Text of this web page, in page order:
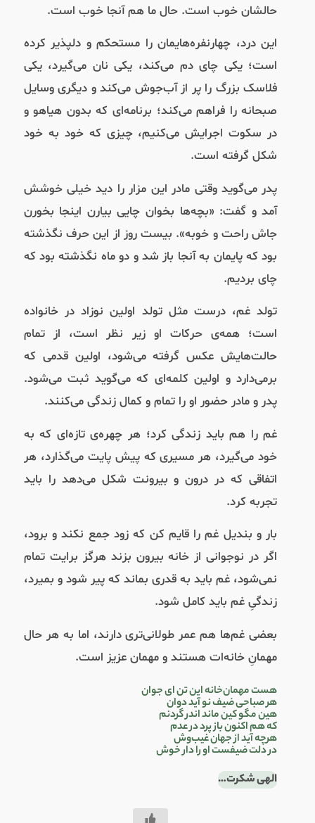
حالشان خوب است. حال ما هم آنجا خوب است.
این درد، چهارنفره‌هایمان را مستحکم و دلپذیر کرده
است؛ یکی چای دم می‌کند، یکی نان می‌گیرد، یکی
فلاسک بزرگ را پر از آب‌جوش می‌‌کند و دیگری وسایل
صبحانه را فراهم می‌کند؛ برنامه‌ای که بدون هیاهو و
در سکوت اجرایش می‌کنیم، چیزی که خود به خود
شکل گرفته است.
پدر می‌گوید وقتی مادر این مزار را دید خیلی خوشش
آمد و گفت: «بچه‌ها بخوان چایی بیارن اینجا بخورن
جاش راحت و خوبه». بیست روز از این حرف نگذشته
بود که پایمان به آنجا باز شد و دو ماه نگذشته بود که
چای بردیم.
تولد غم، درست مثل تولد اولین نوزاد در خانواده
است؛ همه‌ی حرکات او زیر نظر است، از تمام
حالت‌هایش عکس گرفته می‌شود، اولین قدمی که
برمی‌دارد و اولین کلمه‌ای که می‌گوید ثبت می‌شود.
پدر و مادر حضور او را تمام و کمال زندگی می‌کنند.
غم را هم باید زندگی کرد؛ هر چهره‌ی تازه‌‌ای که به
خود می‌گیرد، هر مسیری که پیش پایت می‌گذارد، هر
اتفاقی که در درون و بیرونت شکل می‌دهد را باید
تجربه کرد.
بار و بندیل غم را قایم کن که زود جمع نکند و برود،
اگر در نوجوانی از خانه بیرون بزند هرگز برایت تمام
نمی‌شود، غم باید به قدری بماند که پیر شود و بمیرد،
زندگیِ غم باید کامل شود.
بعضی غم‌ها هم عمر طولانی‌تری دارند، اما به هر حال
مهمانِ خانه‌ات هستند و مهمان عزیز است.
هست مهمان‌خانه این تن ای جوان
هر صباحی ضیف نو آید دوان
هین مگو کین ماند اندر گردنم
که هم اکنون باز پرد در عدم
هرچه آید از جهان غیب‌وش
در دلت ضیفست او را دار خوش
الهی شکرت…